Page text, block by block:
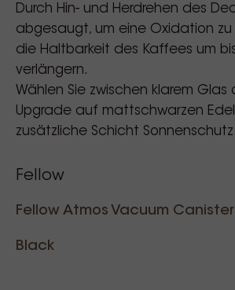
Durch Hin- und Herdrehen des
abgesaugt, um eine Oxidation zu
die Haltbarkeit des Kaffees um
verlängern.
Wählen Sie zwischen klarem Glas
Upgrade auf mattschwarzen
zusätzliche Schicht Sonnenschutz.
Fellow
Fellow Atmos Vacuum
Black